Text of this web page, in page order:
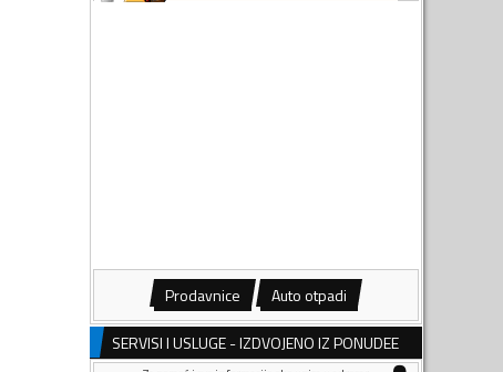
Prodavnice Auto otpadi
SERVISI I USLUGE - IZDVOJENO IZ PONUDEE